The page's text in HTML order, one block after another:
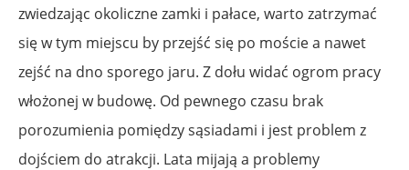
zwiedzając okoliczne zamki i pałace, warto zatrzymać
się w tym miejscu by przejść się po moście a nawet
zejść na dno sporego jaru. Z dołu widać ogrom pracy
włożonej w budowę. Od pewnego czasu brak
porozumienia pomiędzy sąsiadami i jest problem z
dojściem do atrakcji. Lata mijają a problemy